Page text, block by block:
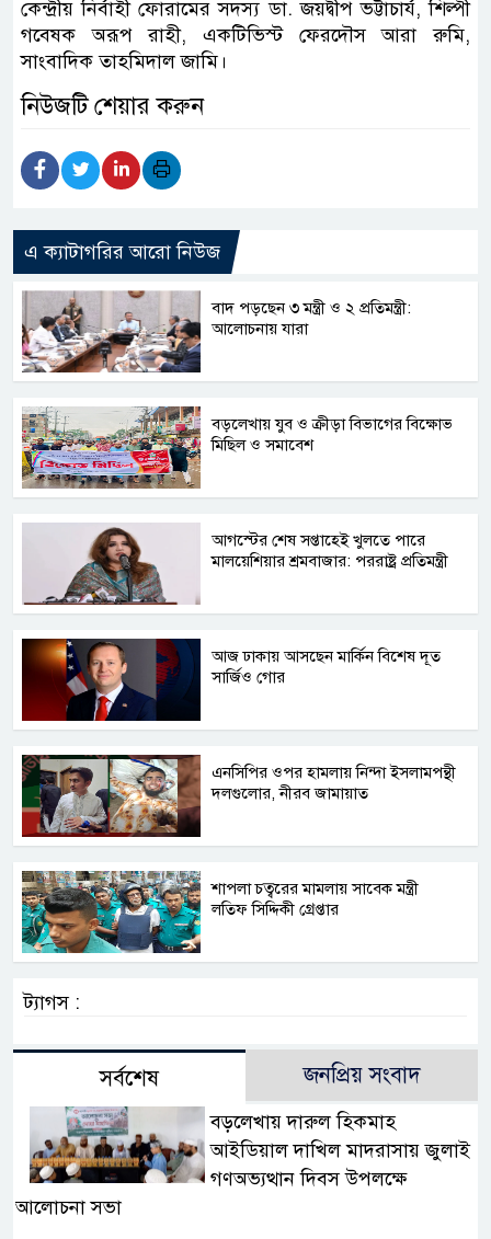
কেন্দ্রীয় নির্বাহী ফোরামের সদস্য ডা. জয়দ্বীপ ভট্টাচার্য, শিল্পী
গবেষক অরূপ রাহী, একটিভিস্ট ফেরদৌস আরা রুমি,
সাংবাদিক তাহমিদাল জামি।
নিউজটি শেয়ার করুন
এ ক্যাটাগরির আরো নিউজ
বাদ পড়ছেন ৩ মন্ত্রী ও ২ প্রতিমন্ত্রী:
আলোচনায় যারা
বড়লেখায় যুব ও ক্রীড়া বিভাগের বিক্ষোভ
মিছিল ও সমাবেশ
আগস্টের শেষ সপ্তাহেই খুলতে পারে
মালয়েশিয়ার শ্রমবাজার: পররাষ্ট্র প্রতিমন্ত্রী
আজ ঢাকায় আসছেন মার্কিন বিশেষ দূত
সার্জিও গোর
এনসিপির ওপর হামলায় নিন্দা ইসলামপন্থী
দলগুলোর, নীরব জামায়াত
শাপলা চত্বরের মামলায় সাবেক মন্ত্রী
লতিফ সিদ্দিকী গ্রেপ্তার
ট্যাগস :
সর্বশেষ জনপ্রিয় সংবাদ
বড়লেখায় দারুল হিকমাহ
আইডিয়াল দাখিল মাদরাসায় জুলাই
গণঅভ্যত্থান দিবস উপলক্ষে
আলোচনা সভা